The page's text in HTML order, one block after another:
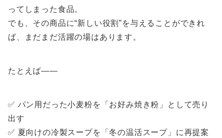
ってしまった食品。
でも、その商品に“新しい役割”を与えることができれ
ば、まだまだ活躍の場はあります。
たとえば——
✅ パン用だった小麦粉を「お好み焼き粉」として売り
出す
✅ 夏向けの冷製スープを「冬の温活スープ」に再提案